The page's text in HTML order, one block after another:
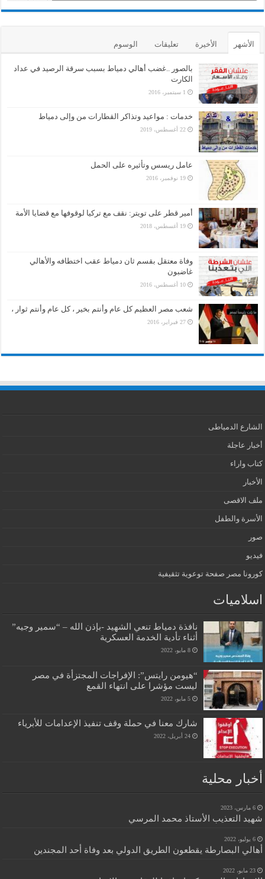
الأشهر الأخيرة تعليقات الوسوم
بالصور ..غضب أهالي دمياط بسبب سرقة الرصيد في عداد
الكارت
1 سبتمبر، 2016
خدمات : مواعيد وتذاكر القطارات من وإلى دمياط
22 أغسطس، 2019
عامل ريسس وتأثيره على الحمل
19 نوفمبر، 2016
أمير قطر على تويتر: نقف مع تركيا لوقوفها مع قضايا الأمة
19 أغسطس، 2018
وفاة معتقل بقسم ثان دمياط عقب اختطافه والأهالي
غاضبون
10 أغسطس، 2016
شعب مصر العظيم كل عام وأنتم بخير ، كل عام وأنتم ثوار ،
27 فبراير، 2016
الشارع الدمياطى
أخبار عاجلة
كتاب واراء
الأخبار
ملف الاقصى
الأسرة والطفل
صور
فيديو
كورونا مصر صفحة توعوية تثقيفية
اسلاميات
نافذة دمياط تنعي الشهيد -بإذن الله – “سمير وجيه”
أثناء تأدية الخدمة العسكرية
8 مايو، 2022
“هيومن رايتس”: الإفراجات المجتزأة في مصر
ليست مؤشرا على انتهاء القمع
5 مايو، 2022
شارك معنا في حملة وقف تنفيذ الإعدامات للأبرياء
24 أبريل، 2022
أخبار محلية
6 مارس، 2023
شهيد التعذيب الأستاذ محمد المرسي
6 يوليو، 2022
أهالي البصارطة يقطعون الطريق الدولي بعد وفاة أحد المجندين
23 مايو، 2022